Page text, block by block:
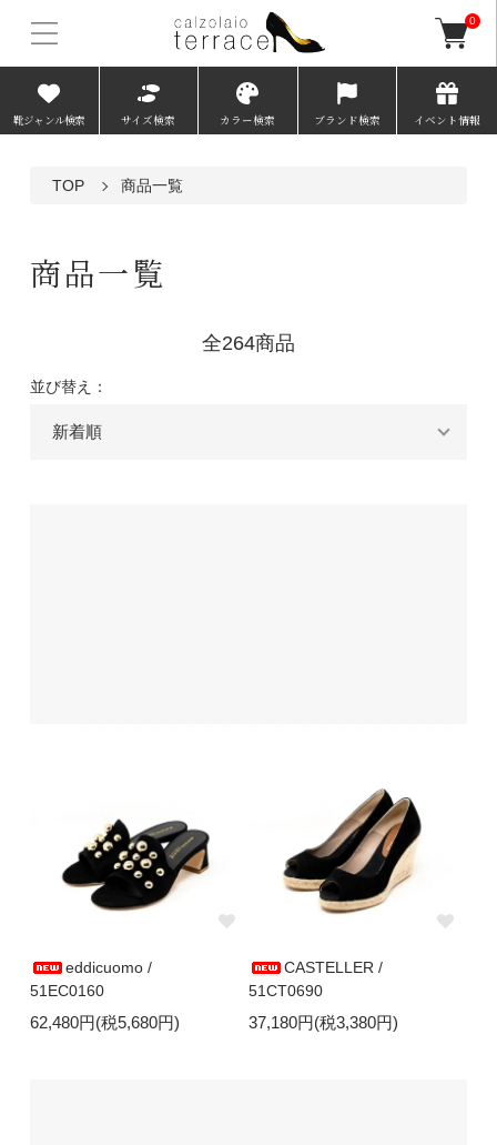
0
靴ジャンル検索 サイズ検索 カラー検索 ブランド検索 イベント情報
TOP 商品一覧
商品一覧
全264商品
並び替え：
eddicuomo /
51EC0160
62,480円(税5,680円)
CASTELLER /
51CT0690
37,180円(税3,380円)